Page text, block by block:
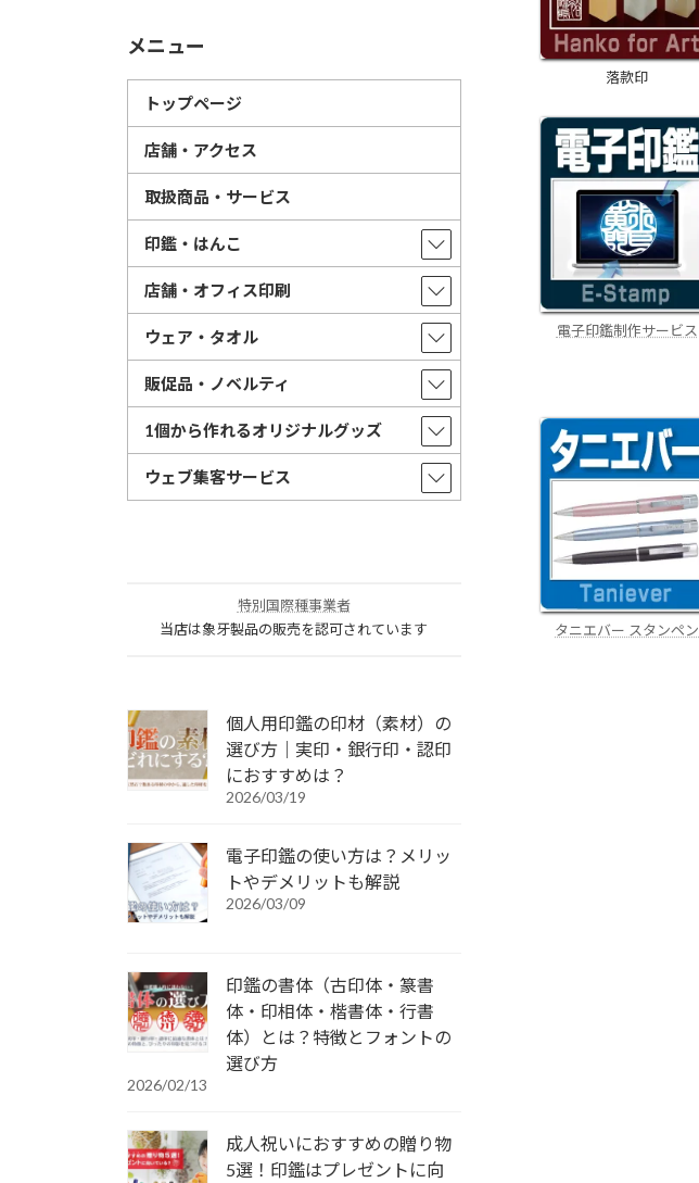
落款印
電子印鑑制作サービス
タニエバー スタンペン
メニュー
トップページ
店舗・アクセス
取扱商品・サービス
印鑑・はんこ
店舗・オフィス印刷
ウェア・タオル
販促品・ノベルティ
1個から作れるオリジナルグッズ
ウェブ集客サービス
特別国際種事業者
当店は象牙製品の販売を認可されています
個人用印鑑の印材（素材）の
選び方｜実印・銀行印・認印
におすすめは？
2026/03/19
電子印鑑の使い方は？メリッ
トやデメリットも解説
2026/03/09
印鑑の書体（古印体・篆書
体・印相体・楷書体・行書
体）とは？特徴とフォントの
選び方
2026/02/13
成人祝いにおすすめの贈り物
5選！印鑑はプレゼントに向